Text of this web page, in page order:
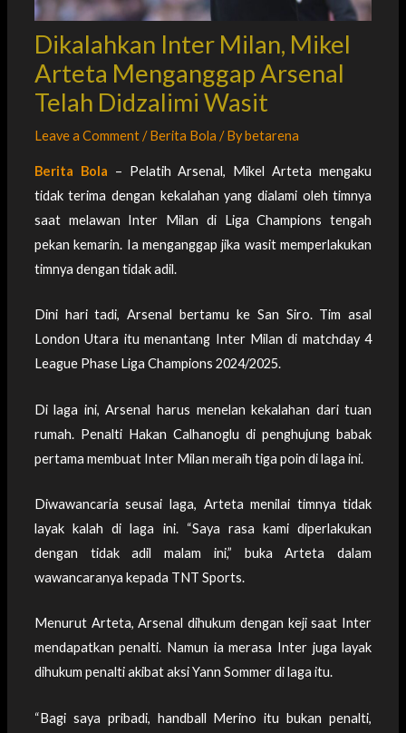
Dikalahkan Inter Milan, Mikel
Arteta Menganggap Arsenal
Telah Didzalimi Wasit
Leave a Comment/Berita Bola / Bybetarena
Berita Bola – Pelatih Arsenal, Mikel Arteta mengaku
tidak terima dengan kekalahan yang dialami oleh timnya
saat melawan Inter Milan di Liga Champions tengah
pekan kemarin. Ia menganggap jika wasit memperlakukan
timnya dengan tidak adil.
Dini hari tadi, Arsenal bertamu ke San Siro. Tim asal
London Utara itu menantang Inter Milan di matchday 4
League Phase Liga Champions 2024/2025.
Di laga ini, Arsenal harus menelan kekalahan dari tuan
rumah. Penalti Hakan Calhanoglu di penghujung babak
pertama membuat Inter Milan meraih tiga poin di laga ini.
Diwawancaria seusai laga, Arteta menilai timnya tidak
layak kalah di laga ini. “Saya rasa kami diperlakukan
dengan tidak adil malam ini,” buka Arteta dalam
wawancaranya kepada TNT Sports.
Menurut Arteta, Arsenal dihukum dengan keji saat Inter
mendapatkan penalti. Namun ia merasa Inter juga layak
dihukum penalti akibat aksi Yann Sommer di laga itu.
“Bagi saya pribadi, handball Merino itu bukan penalti,